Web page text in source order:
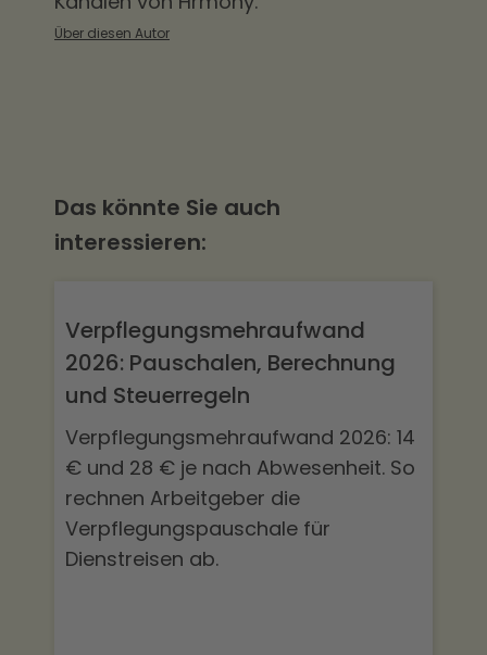
Über diesen Autor
Das könnte Sie auch
interessieren:
Verpflegungsmehraufwand
2026: Pauschalen, Berechnung
und Steuerregeln
Verpflegungsmehraufwand 2026: 14
€ und 28 € je nach Abwesenheit. So
rechnen Arbeitgeber die
Verpflegungspauschale für
Dienstreisen ab.